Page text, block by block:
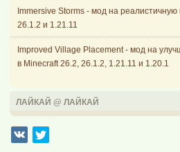
Immersive Storms - мод на реалистичную
26.1.2 и 1.21.11
Improved Village Placement - мод на
в Minecraft 26.2, 26.1.2, 1.21.11 и 1.20.1
ЛАЙКАЙ @ ЛАЙКАЙ